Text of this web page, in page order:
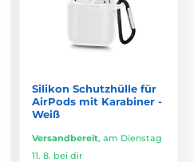
Silikon Schutzhülle für
AirPods mit Karabiner -
Weiß
Versandbereit, am Dienstag
11. 8. bei dir